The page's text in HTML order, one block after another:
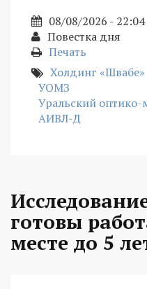
08/08/2026 - 22:04
Повестка дня
Печать
Холдинг «Швабе»
УОМЗ
Уральский оптико-
АИВЛ-Д
готовы
месте до 5